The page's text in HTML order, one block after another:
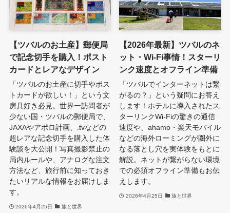
【ツバルのお土産】郵便局
で記念切手を購入！ポスト
カードとレアなデザイン
「ツバルのお土産に切手やポス
トカードが欲しい！」という文
房具好き必見。世界一訪問者が
少ない国・ツバルの郵便局で、
JAXAやアポロ計画、.tvなどの
超レアな記念切手を購入した体
験談を大公開！写真撮影禁止の
局内ルールや、アナログな注文
方法など、旅行前に知っておき
たいリアルな情報をお届けしま
す。
2026年4月25日 旅と世界
【2026年最新】ツバルのネ
ット・Wi-Fi事情！スターリ
ンク速度とオフライン準備
「ツバルでインターネットは繋
がるの？」という疑問にお答え
します！ホテルに導入されたス
ターリンクWi-Fiの驚きの通信
速度や、ahamo・楽天モバイル
などの海外ローミングが圏外に
なる落とし穴を実体験をもとに
解説。ネットが繋がらない環境
での必須オフライン準備もお伝
えします。
2026年4月25日 旅と世界